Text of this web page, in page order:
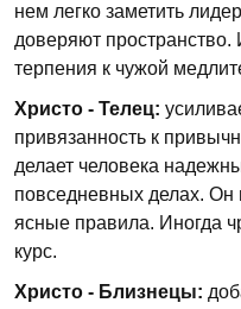
нем легко заметить
доверяют пространство.
терпения к чужой
Христо - Телец:
привязанность к
делает человека
повседневных делах. Он
ясные правила. Иногда
курс.
Христо - Близнецы: